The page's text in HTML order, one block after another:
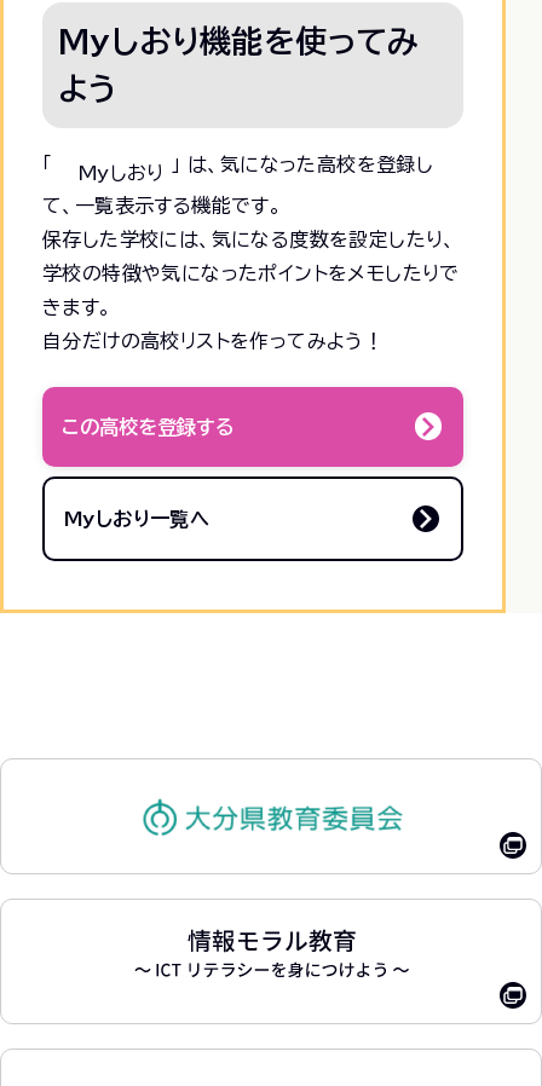
Myしおり機能を使ってみ
よう
「 Myしおり 」 は、気になった高校を登録し
て、一覧表示する機能です。
保存した学校には、気になる度数を設定したり、
学校の特徴や気になったポイントをメモしたりで
きます。
自分だけの高校リストを作ってみよう！
この高校を登録する
Myしおり一覧へ